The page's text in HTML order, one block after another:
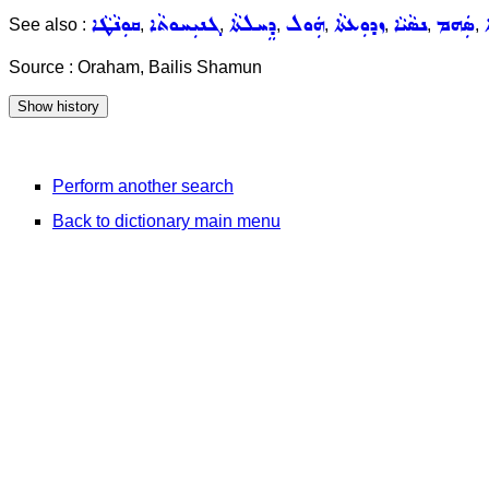
See also : ܩܘܼܢܵܛܵܐ, ܓܢܝܼܚܘܬܵܐ, ܕܸܚܠܬܵܐ, ܗܲܘܠ, ܙܕܘܼܥܬܵܐ, ܢܣܵܝܵܐ, ܣܲܗܡ,
Source : Oraham, Bailis Shamun
Perform another search
Back to dictionary main menu